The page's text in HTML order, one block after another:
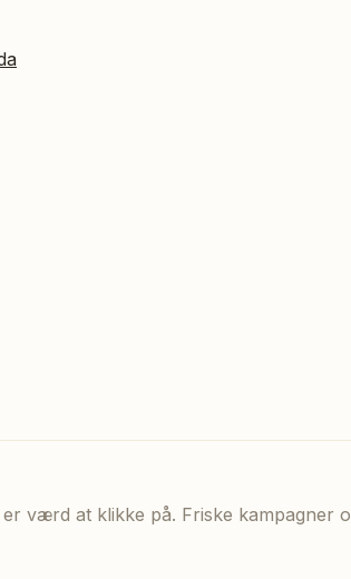
værd at klikke på. Friske kampagner